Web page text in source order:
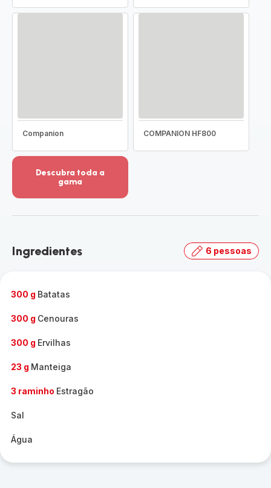
Companion COMPANION HF800
Descubra toda a
gama
detalhes
toda
Ingredientes 6 pessoas
300 g Batatas
300 g Cenouras
300 g Ervilhas
23 g Manteiga
3 raminho Estragão
Sal
Água